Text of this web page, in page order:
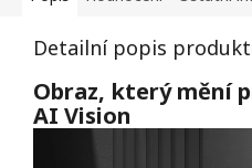
Detailní popis
Obraz, který mění
AI Vision